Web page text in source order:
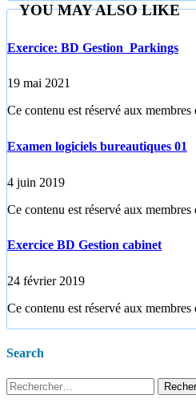
YOU MAY ALSO LIKE
Exercice: BD Gestion_Parkings
19 mai 2021
Ce contenu est réservé aux
Examen logiciels bureautiques 01
4 juin 2019
Ce contenu est réservé aux
Exercice BD Gestion cabinet
24 février 2019
Ce contenu est réservé aux
Search
Rechercher :